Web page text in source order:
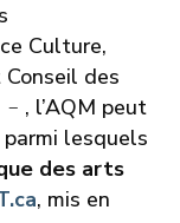
Culture,
des
l’AQM peut
lesquels
des arts
, mis en